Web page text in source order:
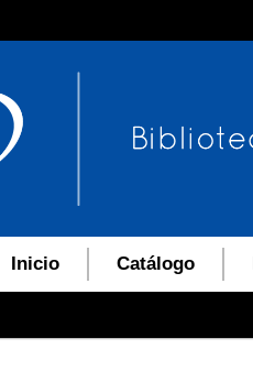
Inicio Catálogo